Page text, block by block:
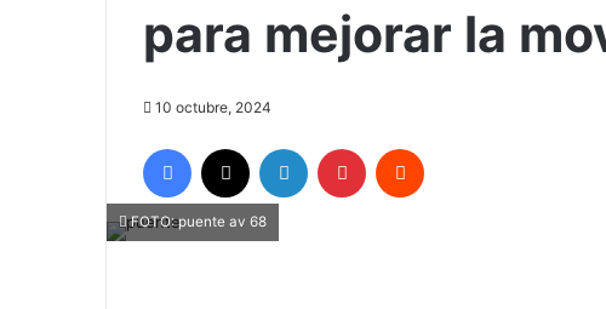
para mejorar la
10 octubre, 2024
Facebook LinkedIn Pinterest
FOTO: puente av 68